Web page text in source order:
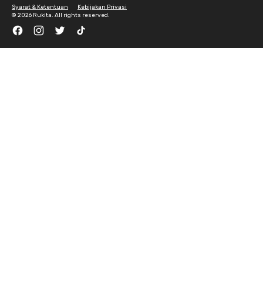
© 2026 Rukita. All rights reserved.
Syarat & Ketentuan Kebijakan Privasi
FacebookInstagramTwitter TikTok